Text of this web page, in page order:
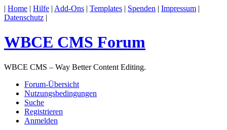
| Home | Hilfe | Add-Ons | Templates | Spenden | Impressum |
Datenschutz |
WBCE CMS Forum
WBCE CMS – Way Better Content Editing.
Forum-Übersicht
Nutzungsbedingungen
Suche
Registrieren
Anmelden